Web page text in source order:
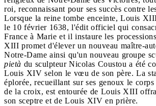
roi, reconnaissant pour ses succès contre
Lorsque la reine tombe enceinte, Louis
le 10 février 1638, l'édit officiel qui
France à Marie et il instaure les
XIII promet d'élever un nouveau maître-
Notre-Dame ainsi qu'un nouveau groupe
pietà du sculpteur Nicolas Coustou a été
Louis XIV selon le vœu de son père. La
éplorée, recueillant sur ses genoux le
de la croix, est entourée de Louis XIII
son sceptre et de Louis XIV en prière.